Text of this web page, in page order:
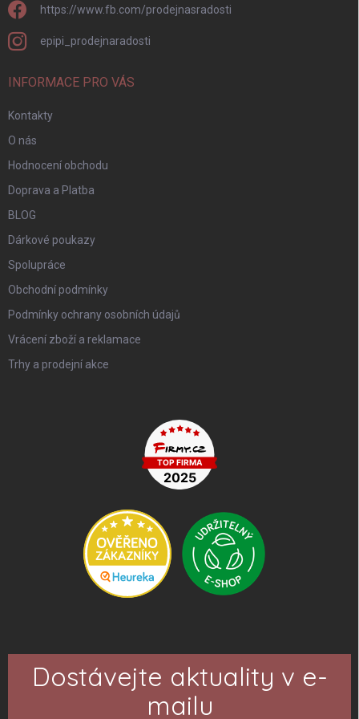
https://www.fb.com/prodejnasradosti
epipi_prodejnaradosti
INFORMACE PRO VÁS
Kontakty
O nás
Hodnocení obchodu
Doprava a Platba
BLOG
Dárkové poukazy
Spolupráce
Obchodní podmínky
Podmínky ochrany osobních údajů
Vrácení zboží a reklamace
Trhy a prodejní akce
Dostávejte aktuality v e-
mailu